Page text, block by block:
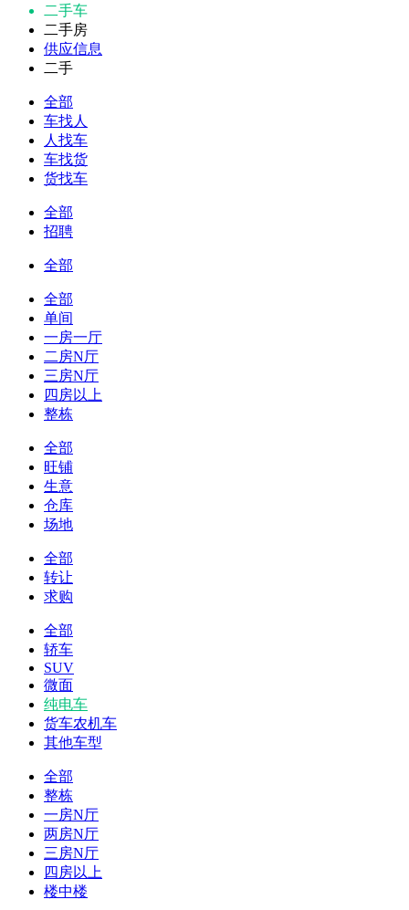
二手车
二手房
供应信息
二手
全部
车找人
人找车
车找货
货找车
全部
招聘
全部
全部
单间
一房一厅
二房N厅
三房N厅
四房以上
整栋
全部
旺铺
生意
仓库
场地
全部
转让
求购
全部
轿车
SUV
微面
纯电车
货车农机车
其他车型
全部
整栋
一房N厅
两房N厅
三房N厅
四房以上
楼中楼